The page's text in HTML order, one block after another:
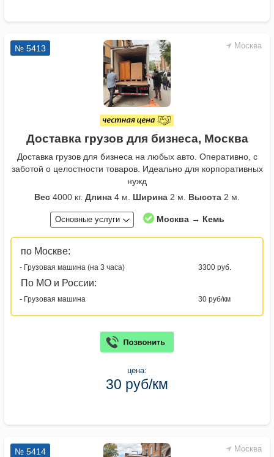
Москва
№ 5413
Доставка грузов для бизнеса, Москва
Доставка грузов для бизнеса на любых авто. Оперативно, с
заботой о целостности товаров. Идеально для корпоративных
нужд
Вес 4000 кг. Длина 4 м. Ширина 2 м. Высота 2 м.
Основные услуги Москва → Кемь
по Москве:
- Грузовая машина (на 3 часа) 3300 руб.
По МО и России:
- Грузовая машина 30 руб/км
цена:
30 руб/км
Москва
№ 5414